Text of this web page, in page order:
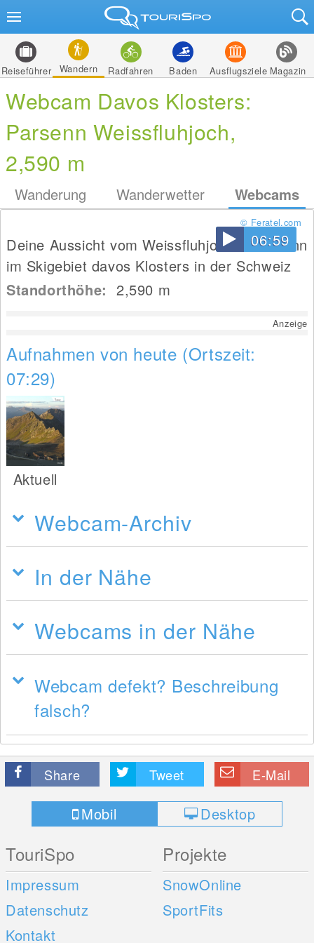
Reiseführer Wandern Radfahren Baden Ausflugsziele Magazin
Webcam Davos Klosters:
Parsenn Weissfluhjoch,
2,590 m
Wanderung Wanderwetter Webcams
06:59
© Feratel.com
Deine Aussicht vom Weissfluhjoch in Parsenn
im Skigebiet davos Klosters in der Schweiz
Standorthöhe:2,590 m
Anzeige
Aufnahmen von heute (Ortszeit:
07:29)
Aktuell
Webcam-Archiv
In der Nähe
Webcams in der Nähe
Webcam defekt? Beschreibung
falsch?
Share Tweet E-Mail
Mobil Desktop
TouriSpo
Impressum
Datenschutz
Kontakt
Projekte
SnowOnline
SportFits